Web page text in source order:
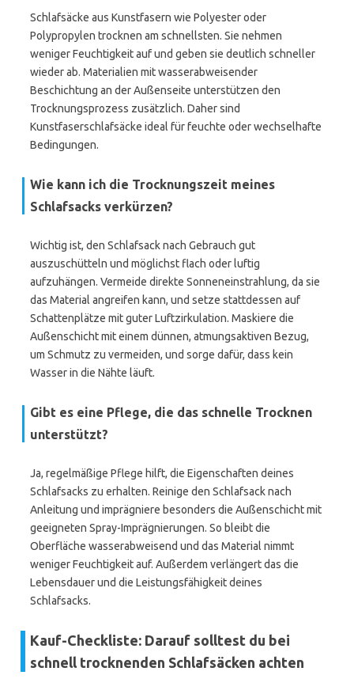
Schlafsäcke aus Kunstfasern wie Polyester oder
Polypropylen trocknen am schnellsten. Sie nehmen
weniger Feuchtigkeit auf und geben sie deutlich schneller
wieder ab. Materialien mit wasserabweisender
Beschichtung an der Außenseite unterstützen den
Trocknungsprozess zusätzlich. Daher sind
Kunstfaserschlafsäcke ideal für feuchte oder wechselhafte
Bedingungen.
Wie kann ich die Trocknungszeit meines
Schlafsacks verkürzen?
Wichtig ist, den Schlafsack nach Gebrauch gut
auszuschütteln und möglichst flach oder luftig
aufzuhängen. Vermeide direkte Sonneneinstrahlung, da sie
das Material angreifen kann, und setze stattdessen auf
Schattenplätze mit guter Luftzirkulation. Maskiere die
Außenschicht mit einem dünnen, atmungsaktiven Bezug,
um Schmutz zu vermeiden, und sorge dafür, dass kein
Wasser in die Nähte läuft.
Gibt es eine Pflege, die das schnelle Trocknen
unterstützt?
Ja, regelmäßige Pflege hilft, die Eigenschaften deines
Schlafsacks zu erhalten. Reinige den Schlafsack nach
Anleitung und imprägniere besonders die Außenschicht mit
geeigneten Spray-Imprägnierungen. So bleibt die
Oberfläche wasserabweisend und das Material nimmt
weniger Feuchtigkeit auf. Außerdem verlängert das die
Lebensdauer und die Leistungsfähigkeit deines
Schlafsacks.
Kauf-Checkliste: Darauf solltest du bei
schnell trocknenden Schlafsäcken achten